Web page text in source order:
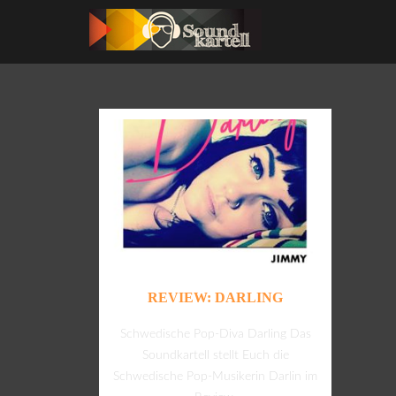
REVIEW: DARLING
Schwedische Pop-Diva Darling Das
Soundkartell stellt Euch die
Schwedische Pop-Musikerin Darlin im